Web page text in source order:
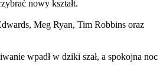
nowy kształt.
Meg Ryan, Tim Robbins oraz
wpadł w dziki szał, a spokojna noc